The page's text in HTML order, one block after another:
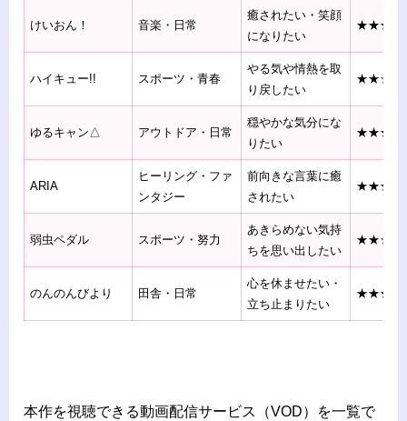
けいおん！ 音楽・日常
癒されたい・笑顔
になりたい
ハイキュー!! スポーツ・青春
やる気や情熱を取
り戻したい
ゆるキャン△ アウトドア・日常
穏やかな気分にな
りたい
ARIA
ヒーリング・ファ
ンタジー
前向きな言葉に癒
されたい
弱虫ペダル スポーツ・努力
あきらめない気持
ちを思い出したい
のんのんびより 田舎・日常
心を休ませたい・
立ち止まりたい
本作を視聴できる動画配信サービス（VOD）を一覧で